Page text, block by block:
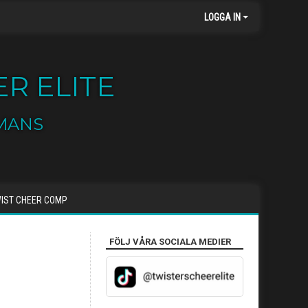
LOGGA IN
ELITE
CHEER COMP
FÖLJ VÅRA SOCIALA MEDIER